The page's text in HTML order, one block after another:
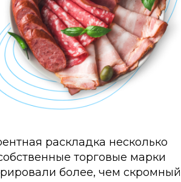
раскладка несколько
торговые марки
более, чем скромный